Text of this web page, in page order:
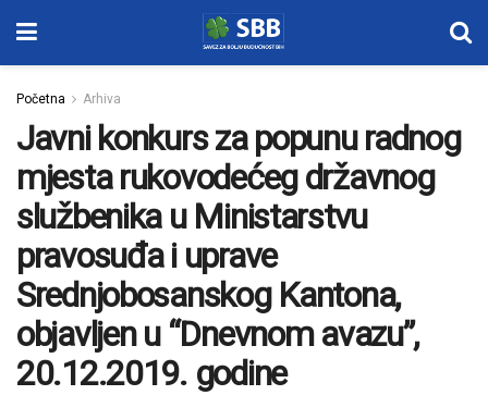
Početna Arhiva
Javni konkurs za popunu radnog
mjesta rukovodećeg državnog
službenika u Ministarstvu
pravosuđa i uprave
Srednjobosanskog Kantona,
objavljen u “Dnevnom avazu”,
20.12.2019. godine